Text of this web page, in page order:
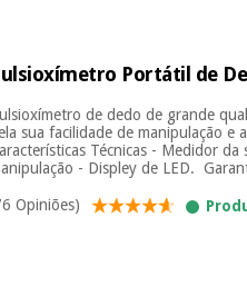
Portátil de
de dedo de grande
sua facilidade de manipulação e
Técnicas - Medidor
- Displey de LED.
Opiniões)